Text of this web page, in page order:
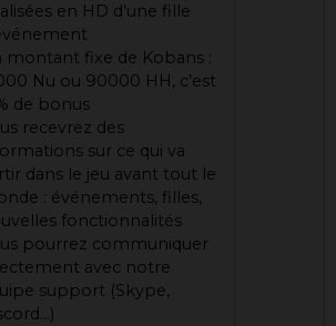
en HD d’une fille
montant fixe de Kobans :
Nu ou 90000 HH, c’est
de bonus
recevrez des
sur ce qui va
dans le jeu avant tout le
: événements, filles,
fonctionnalités
pourrez communiquer
avec notre
support (Skype,